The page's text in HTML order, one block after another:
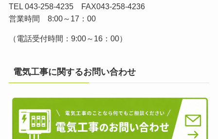
TEL 043-258-4235 FAX043-258-4236
営業時間 8:00～17：00
（電話受付時間：9:00～16：00）
電気工事に関するお問い合わせ